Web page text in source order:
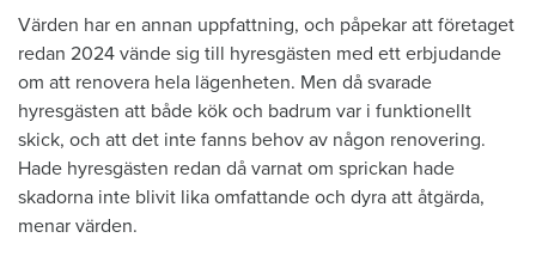
Värden har en annan uppfattning, och påpekar att företaget
redan 2024 vände sig till hyresgästen med ett erbjudande
om att renovera hela lägenheten. Men då svarade
hyresgästen att både kök och badrum var i funktionellt
skick, och att det inte fanns behov av någon renovering.
Hade hyresgästen redan då varnat om sprickan hade
skadorna inte blivit lika omfattande och dyra att åtgärda,
menar värden.